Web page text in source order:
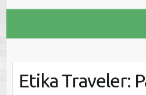
Etika Traveler: